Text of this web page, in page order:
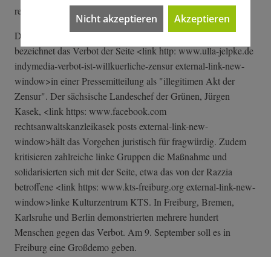
rechtsstaatlich äußerst fragwürdig."
Die innenpolitische Sprecherin der Linksfraktion, Ulla Jelpke,
bezeichnet das Verbot der Seite <link http: www.ulla-jelpke.de
indymedia-verbo­t-ist-willkuerl­iche-zensur external-link-new-
window>in einer Pressemitteilung als "illegitimen Akt der
Zensur". Der sächsische Landeschef der Grünen, Jürgen
Kasek, <link https: www.facebook.com
rechtsanwaltskanzleikasek posts external-link-new-
window>hält das Vorgehen juristisch für fragwürdig. Zudem
kritisieren zahlreiche linke Gruppen die Maßnahme und
solidarisierten sich mit der Seite, etwa das von der Razzia
betroffene <link https: www.kts-freiburg.org external-link-n­ew-
window>linke Kulturzentrum KTS. In Freiburg, Bremen,
Karlsruhe und Berlin demonstrierten mehrere hundert
Menschen gegen das Verbot. Am 9. September soll es in
Freiburg eine Großdemo geben.
Nicht akzeptieren Akzeptieren